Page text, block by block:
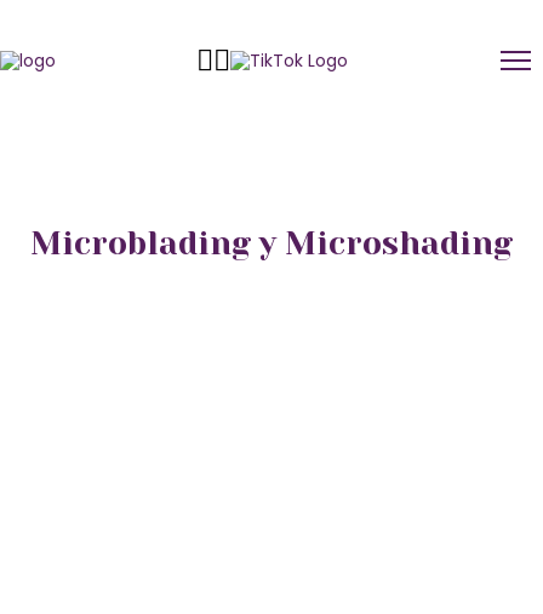
Microblading y Microshading